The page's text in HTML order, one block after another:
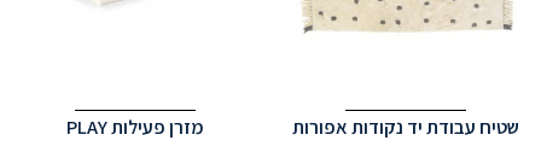
אפורות מזרן פעילות PLAY